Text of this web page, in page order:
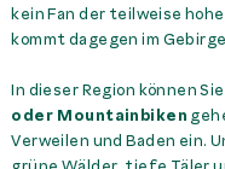
kein Fan der teilweise
kommt dagegen im
In dieser Region können
oder Mountainbiken
Verweilen und Baden ein.